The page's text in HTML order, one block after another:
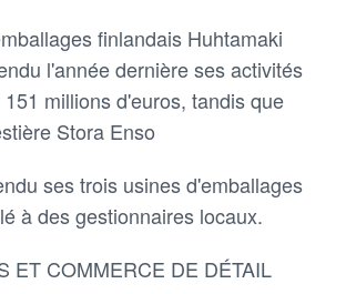
finlandais Huhtamaki
l'année dernière ses activités
millions d'euros, tandis que
Stora Enso
ses trois usines d'emballages
à des gestionnaires locaux.
ET COMMERCE DE DÉTAIL